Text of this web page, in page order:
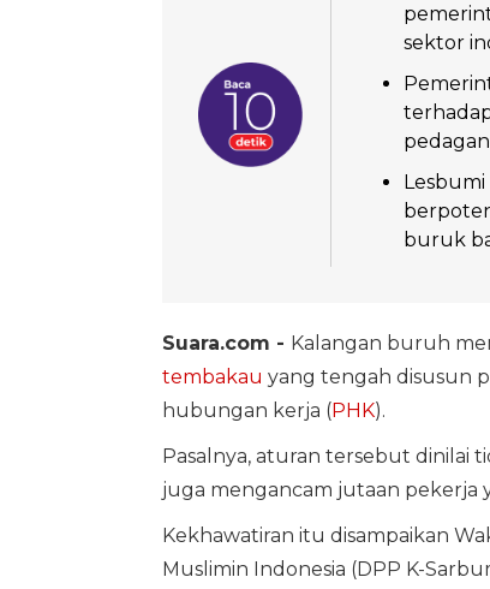
sektor
buruk
Suara.com - Kalangan buruh
tembakau yang tengah disusun
hubungan kerja (PHK).
Pasalnya, aturan tersebut dinilai
juga mengancam jutaan pekerja
Kekhawatiran itu disampaikan
Muslimin Indonesia (DPP K-